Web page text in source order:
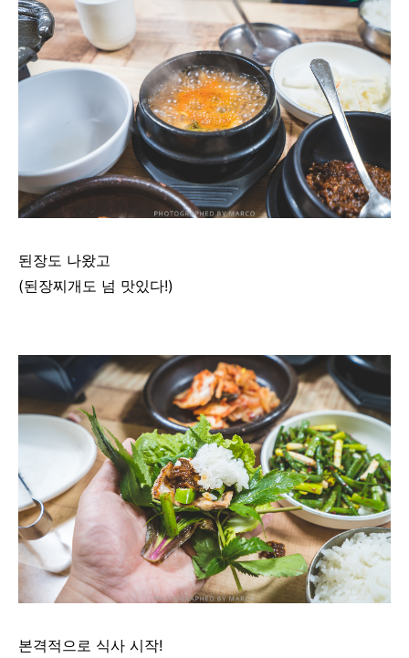
된장도 나왔고
(된장찌개도 넘 맛있다!)
본격적으로 식사 시작!